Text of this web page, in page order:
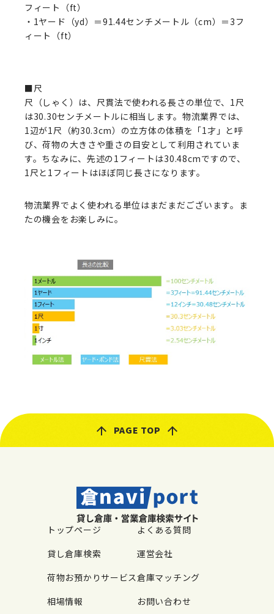
フィート（ft）
・1ヤード（yd）＝91.44センチメートル（cm）＝3フ
ィート（ft）
■尺
尺（しゃく）は、尺貫法で使われる長さの単位で、1尺
は30.30センチメートルに相当します。物流業界では、
1辺が1尺（約30.3cm）の立方体の体積を「1才」と呼
び、荷物の大きさや重さの目安として利用されていま
す。ちなみに、先述の1フィートは30.48cmですので、
1尺と1フィートはほぼ同じ長さになります。
物流業界でよく使われる単位はまだまだございます。ま
たの機会をお楽しみに。
PAGE TOP
トップページ
貸し倉庫検索
荷物お預かりサービス
相場情報
よくある質問
運営会社
倉庫マッチング
お問い合わせ